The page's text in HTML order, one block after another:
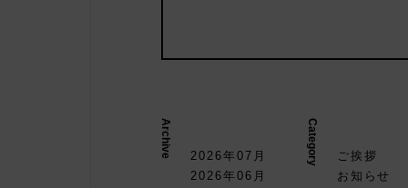
Archive
2026年07月
2026年06月
Category
ご挨拶
お知らせ